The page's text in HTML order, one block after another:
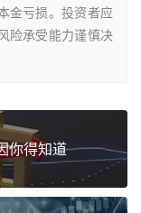
金亏损。投资者应
险承受能力谨慎决
你得知道